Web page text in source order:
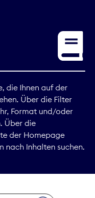
die Ihnen auf der
Über die Filter
Format und/oder
Über die
der Homepage
nach Inhalten suchen.